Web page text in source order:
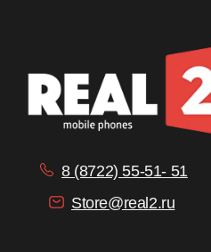
Store@real2.ru
8 (8722) 55-51- 51